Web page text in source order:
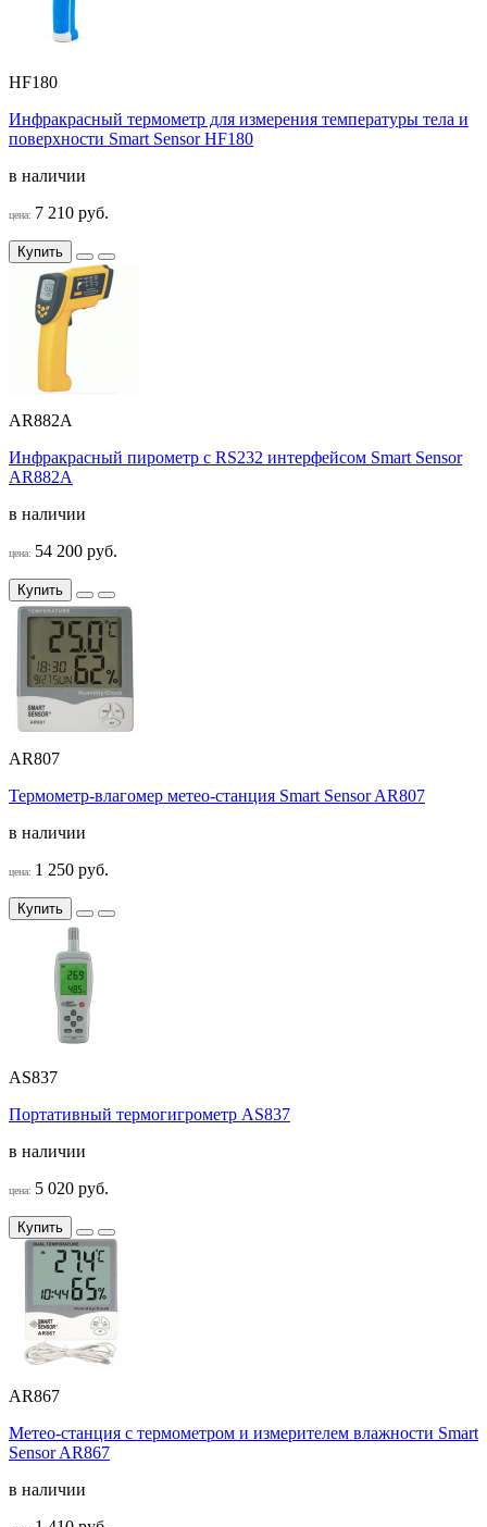
HF180
Инфракрасный термометр для измерения температуры тела и
поверхности Smart Sensor НF180
в наличии
цена: 7 210 руб.
Купить
AR882A
Инфракрасный пирометр с RS232 интерфейсом Smart Sensor
AR882A
в наличии
цена: 54 200 руб.
Купить
AR807
Термометр-влагомер метео-станция Smart Sensor AR807
в наличии
цена: 1 250 руб.
Купить
AS837
Портативный термогигрометр AS837
в наличии
цена: 5 020 руб.
Купить
AR867
Метео-станция с термометром и измерителем влажности Smart
Sensor AR867
в наличии